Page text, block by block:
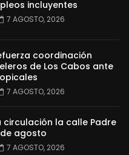
incluyentes
7 AGOSTO, 2026
coordinación
de Los Cabos ante
7 AGOSTO, 2026
circulación la calle Padre
agosto
7 AGOSTO, 2026